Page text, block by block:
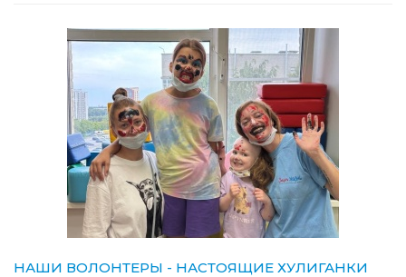
НАШИ ВОЛОНТЕРЫ - НАСТОЯЩИЕ ХУЛИГАНКИ